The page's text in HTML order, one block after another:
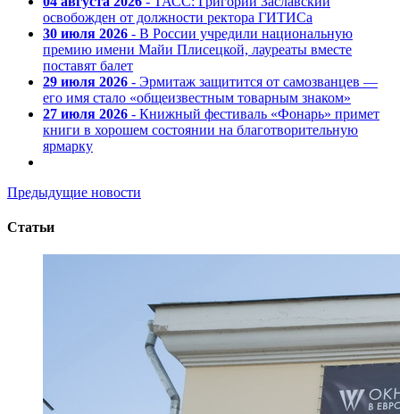
освобожден от должности ректора ГИТИСа
30 июля 2026 - В России учредили национальную
премию имени Майи Плисецкой, лауреаты вместе
поставят балет
29 июля 2026 - Эрмитаж защитится от самозванцев —
его имя стало «общеизвестным товарным знаком»
27 июля 2026 - Книжный фестиваль «Фонарь» примет
книги в хорошем состоянии на благотворительную
ярмарку
Предыдущие новости
Статьи